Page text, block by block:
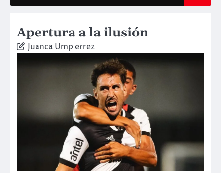
Apertura a la ilusión
Juanca Umpierrez